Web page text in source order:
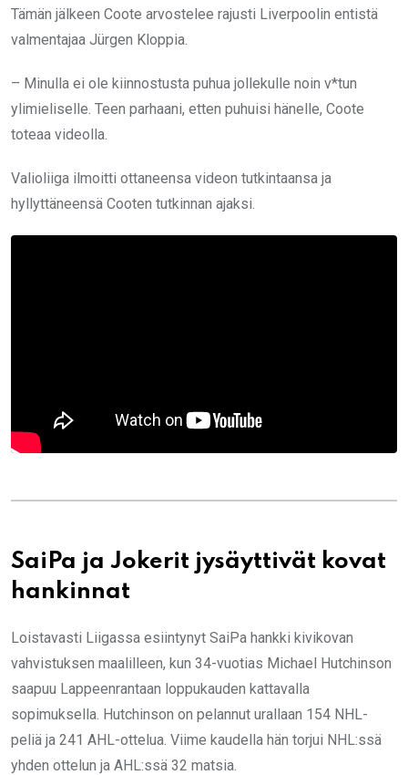
Tämän jälkeen Coote arvostelee rajusti Liverpoolin entistä
valmentajaa Jürgen Kloppia.
– Minulla ei ole kiinnostusta puhua jollekulle noin v*tun
ylimieliselle. Teen parhaani, etten puhuisi hänelle, Coote
toteaa videolla.
Valioliiga ilmoitti ottaneensa videon tutkintaansa ja
hyllyttäneensä Cooten tutkinnan ajaksi.
SaiPa ja Jokerit jysäyttivät kovat
hankinnat
Loistavasti Liigassa esiintynyt SaiPa hankki kivikovan
vahvistuksen maalilleen, kun 34-vuotias Michael Hutchinson
saapuu Lappeenrantaan loppukauden kattavalla
sopimuksella. Hutchinson on pelannut urallaan 154 NHL-
peliä ja 241 AHL-ottelua. Viime kaudella hän torjui NHL:ssä
yhden ottelun ja AHL:ssä 32 matsia.